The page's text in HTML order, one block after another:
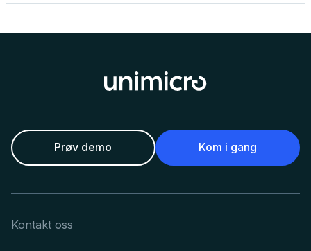
Prøv demo Kom i gang
Kontakt oss